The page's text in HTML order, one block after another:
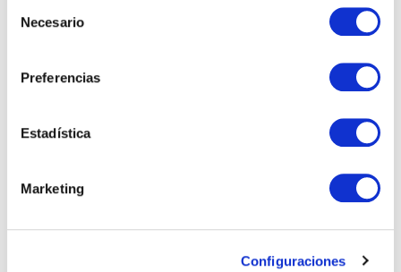
Necesario
Preferencias
Estadística
Marketing
Configuraciones